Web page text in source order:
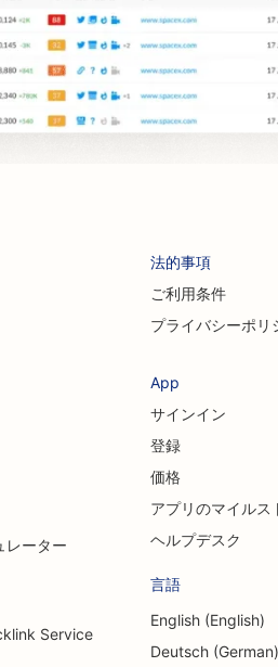
レーター
Service
法的事項
ご利用条件
プライバシーポリ
App
サインイン
登録
価格
アプリのマイルス
ヘルプデスク
言語
English (English)
Deutsch (German)